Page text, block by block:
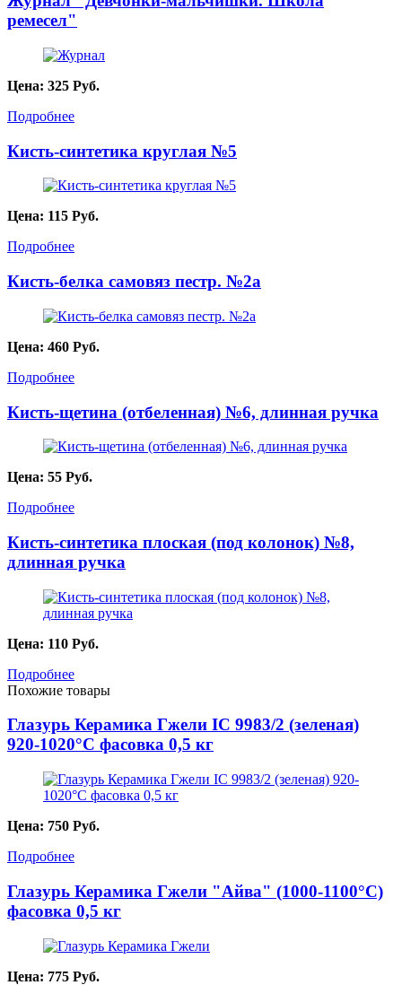
ремесел"
Цена: 325 Руб.
Подробнее
Кисть-синтетика круглая №5
Цена: 115 Руб.
Подробнее
Кисть-белка самовяз пестр. №2а
Цена: 460 Руб.
Подробнее
Кисть-щетина (отбеленная) №6, длинная ручка
Цена: 55 Руб.
Подробнее
Кисть-синтетика плоская (под колонок) №8,
длинная ручка
Цена: 110 Руб.
Подробнее
Похожие товары
Глазурь Керамика Гжели IC 9983/2 (зеленая)
920-1020°С фасовка 0,5 кг
Цена: 750 Руб.
Подробнее
Глазурь Керамика Гжели "Айва" (1000-1100°С)
фасовка 0,5 кг
Цена: 775 Руб.